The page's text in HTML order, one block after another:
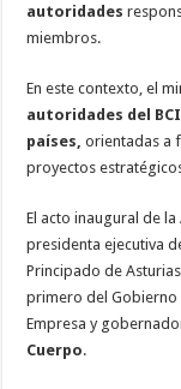
autoridades
miembros.
En este contexto, el
autoridades del
países, orientadas a
proyectos
El acto inaugural de
presidenta ejecutiva
Principado de
primero del Gobierno
Empresa y
Cuerpo.